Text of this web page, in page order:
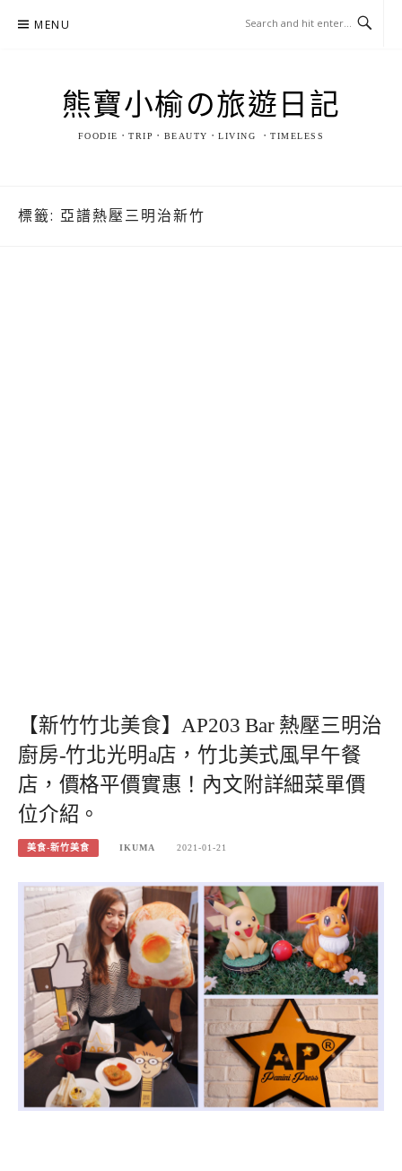
MENU
熊寶小榆の旅遊日記
FOODIE．TRIP．BEAUTY．LIVING ．TIMELESS
標籤: 亞譜熱壓三明治新竹
【新竹竹北美食】AP203 Bar 熱壓三明治
廚房-竹北光明a店，竹北美式風早午餐
店，價格平價實惠！內文附詳細菜單價
位介紹。
美食-新竹美食 IKUMA 2021-01-21